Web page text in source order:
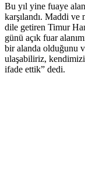
Bu yıl yine fuaye
karşılandı. Maddi ve
dile getiren Timur
günü açık fuar
bir alanda olduğunu
ulaşabiliriz,
ifade ettik” dedi.